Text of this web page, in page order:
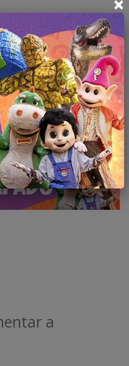
do Papai Noel
exclusiva →
a